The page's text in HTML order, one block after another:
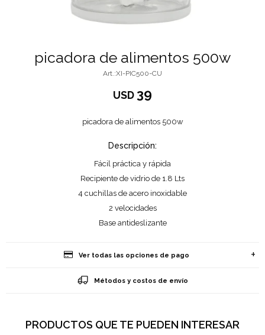
picadora de alimentos 500w
XI-PIC500-CU
USD 39
picadora de alimentos 500w
Descripción:
Fácil práctica y rápida
Recipiente de vidrio de 1.8 Lts
4 cuchillas de acero inoxidable
2 velocidades
Base antideslizante
Ver todas las opciones de pago
Métodos y costos de envío
PRODUCTOS QUE TE PUEDEN INTERESAR